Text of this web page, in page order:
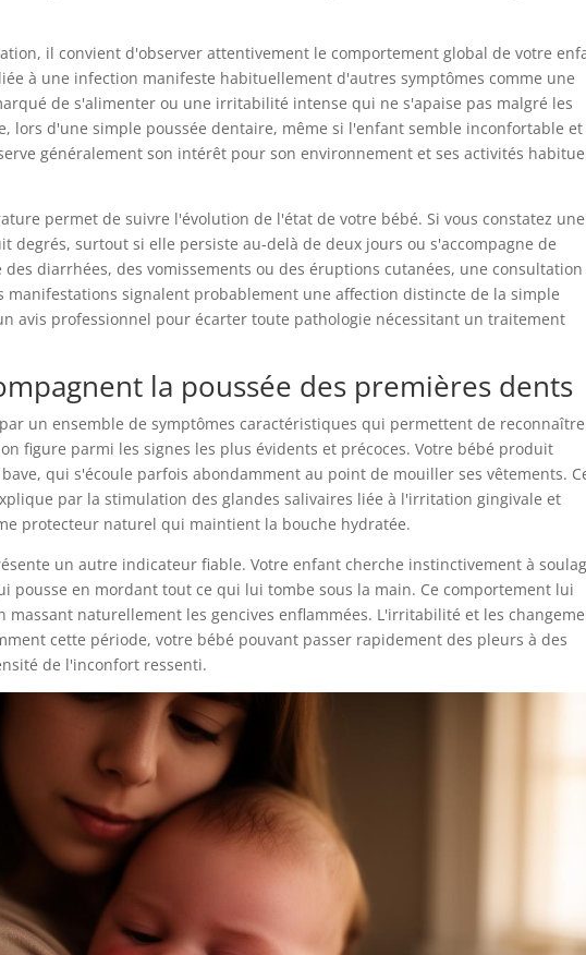
il convient d'observer attentivement le comportement global de votre
à une infection manifeste habituellement d'autres symptômes comme une
de s'alimenter ou une irritabilité intense qui ne s'apaise pas malgré les
lors d'une simple poussée dentaire, même si l'enfant semble inconfortable et
généralement son intérêt pour son environnement et ses activités
permet de suivre l'évolution de l'état de votre bébé. Si vous constatez une
degrés, surtout si elle persiste au-delà de deux jours ou s'accompagne de
diarrhées, des vomissements ou des éruptions cutanées, une consultation
manifestations signalent probablement une affection distincte de la simple
avis professionnel pour écarter toute pathologie nécessitant un traitement
la poussée des premières dents
un ensemble de symptômes caractéristiques qui permettent de reconnaître
figure parmi les signes les plus évidents et précoces. Votre bébé produit
qui s'écoule parfois abondamment au point de mouiller ses vêtements.
par la stimulation des glandes salivaires liée à l'irritation gingivale et
protecteur naturel qui maintient la bouche hydratée.
un autre indicateur fiable. Votre enfant cherche instinctivement à
pousse en mordant tout ce qui lui tombe sous la main. Ce comportement lui
massant naturellement les gencives enflammées. L'irritabilité et les
cette période, votre bébé pouvant passer rapidement des pleurs à des
de l'inconfort ressenti.